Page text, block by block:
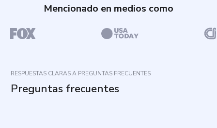
Mencionado en medios como
RESPUESTAS CLARAS A PREGUNTAS FRECUENTES
Preguntas frecuentes